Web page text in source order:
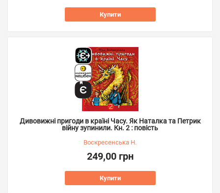
Купити
Дивовижні пригоди в країні Часу. Як Наталка та Петрик
війну зупинили. Кн. 2 : повість
Воскресенська Н.
249,00 грн
Купити